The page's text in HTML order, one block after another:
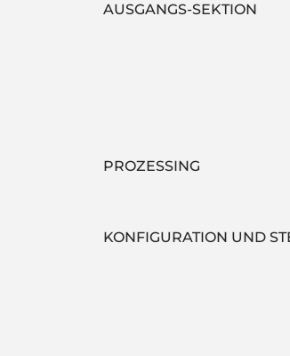
AUSGANGS-SEKTION
PROZESSING
KONFIGURATION UND